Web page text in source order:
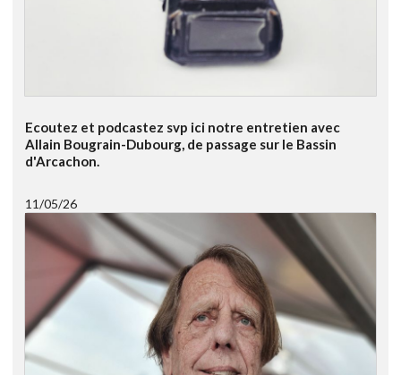
Ecoutez et podcastez svp ici notre entretien avec
Allain Bougrain-Dubourg, de passage sur le Bassin
d'Arcachon.
11/05/26